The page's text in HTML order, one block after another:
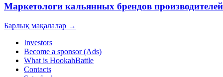
Маркетологи кальянных брендов
Барлық мақалалар →
Investors
Become a sponsor (Ads)
What is HookahBattle
Contacts